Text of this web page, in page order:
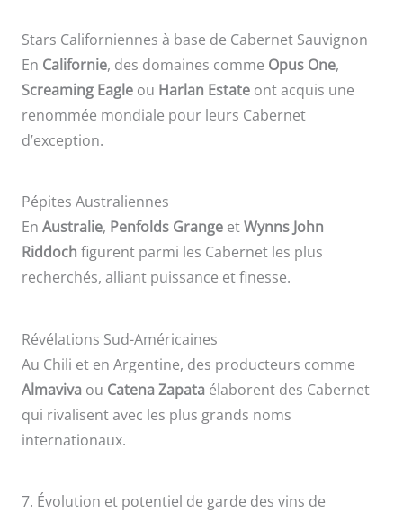
Stars Californiennes à base de Cabernet Sauvignon
En Californie, des domaines comme Opus One,
Screaming Eagleou Harlan Estateont acquis une
renommée mondiale pour leurs Cabernet
d’exception.
Pépites Australiennes
En Australie, Penfolds GrangeetWynns John
Riddoch figurent parmi les Cabernet les plus
recherchés, alliant puissance et finesse.
Révélations Sud-Américaines
Au Chili et en Argentine, des producteurs comme
Almavivaou CatenaZapataélaborent des Cabernet
qui rivalisent avec les plus grands noms
internationaux.
7. Évolution et potentiel de garde des vins de